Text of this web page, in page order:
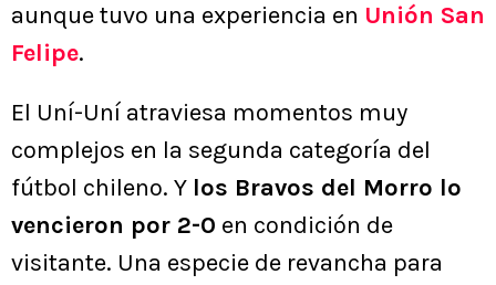
aunque tuvo una experiencia en Unión San
Felipe.
El Uní-Uní atraviesa momentos muy
complejos en la segunda categoría del
fútbol chileno. Y los Bravos del Morro lo
vencieron por 2-0 en condición de
visitante. Una especie de revancha para